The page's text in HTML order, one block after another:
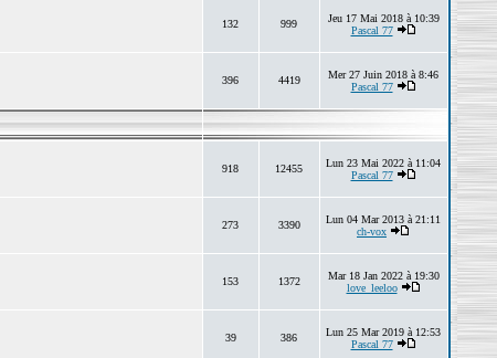
132 999
Jeu 17 Mai 2018 à 10:39
Pascal 77
396 4419
Mer 27 Juin 2018 à 8:46
Pascal 77
918 12455
Lun 23 Mai 2022 à 11:04
Pascal 77
273 3390
Lun 04 Mar 2013 à 21:11
ch-vox
153 1372
Mar 18 Jan 2022 à 19:30
love_leeloo
39 386
Lun 25 Mar 2019 à 12:53
Pascal 77